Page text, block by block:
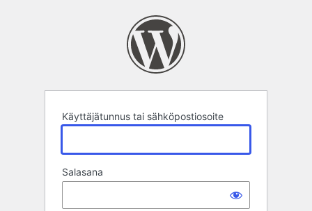
Käyttäjätunnus tai sähköpostiosoite
Salasana